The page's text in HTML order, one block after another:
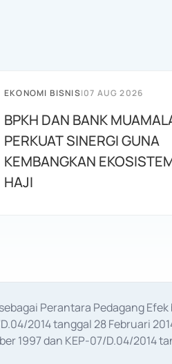
EKONOMI BISNIS|07 AUG 2026
BPKH DAN BANK
PERKUAT SINERGI GUNA
KEMBANGKAN
HAJI
Perantara Pedagang
2014 tanggal 28 Februari
1997 dan KEP-07/D.04/2014